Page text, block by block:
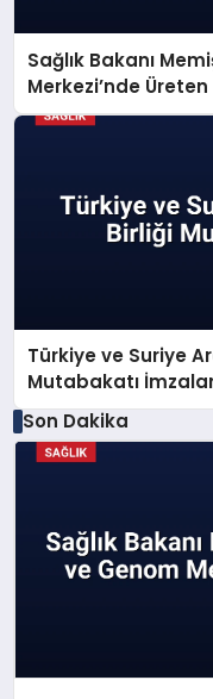
Sağlık Bakanı
Merkezi’nde
Türkiye ve Suriye
Mutabakatı
Son Dakika